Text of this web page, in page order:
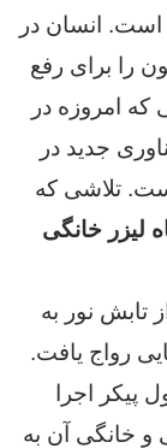
است. انسان در
را برای رفع
که امروزه در
جدید در
تلاشی که
لیزر خانگی
تابش نور به
رواج یافت.
پیکر اجرا
و خانگی آن به